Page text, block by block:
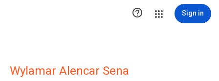
 Sign in
Wylamar Alencar Sena